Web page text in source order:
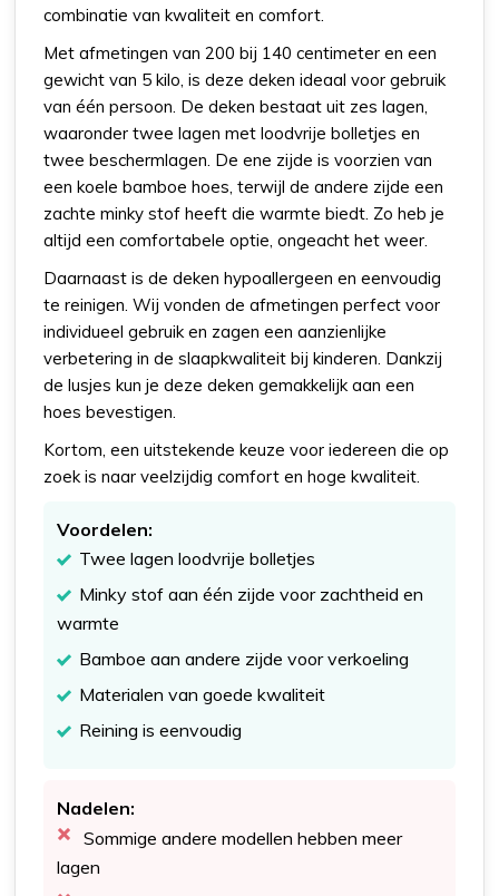
combinatie van kwaliteit en comfort.
Met afmetingen van 200 bij 140 centimeter en een
gewicht van 5 kilo, is deze deken ideaal voor gebruik
van één persoon. De deken bestaat uit zes lagen,
waaronder twee lagen met loodvrije bolletjes en
twee beschermlagen. De ene zijde is voorzien van
een koele bamboe hoes, terwijl de andere zijde een
zachte minky stof heeft die warmte biedt. Zo heb je
altijd een comfortabele optie, ongeacht het weer.
Daarnaast is de deken hypoallergeen en eenvoudig
te reinigen. Wij vonden de afmetingen perfect voor
individueel gebruik en zagen een aanzienlijke
verbetering in de slaapkwaliteit bij kinderen. Dankzij
de lusjes kun je deze deken gemakkelijk aan een
hoes bevestigen.
Kortom, een uitstekende keuze voor iedereen die op
zoek is naar veelzijdig comfort en hoge kwaliteit.
Voordelen:
Twee lagen loodvrije bolletjes
Minky stof aan één zijde voor zachtheid en
warmte
Bamboe aan andere zijde voor verkoeling
Materialen van goede kwaliteit
Reining is eenvoudig
Nadelen:
Sommige andere modellen hebben meer
lagen